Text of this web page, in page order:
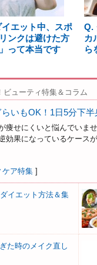
エット中、スポ
ンクは避けた方
って本当です
Q.
カ
ら
ビューティ特集＆コラム
いもOK！1日5分下半
痩せにくいと悩んでいま
効果になっているケース
ケア特集 ]
イエット方法＆集
た時のメイク直し